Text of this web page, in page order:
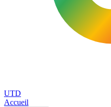
UTD
Accueil